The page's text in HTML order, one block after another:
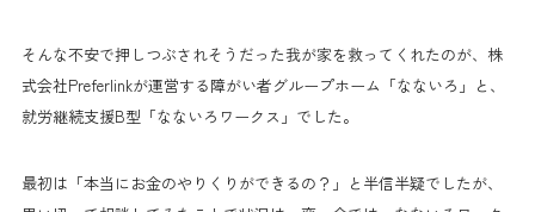
そんな不安で押しつぶされそうだった我が家を救ってくれたのが、株
式会社Preferlinkが運営する障がい者グループホーム「なないろ」と、
就労継続支援B型「なないろワークス」でした。
最初は「本当にお金のやりくりができるの？」と半信半疑でしたが、